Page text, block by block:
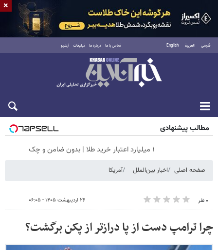
فارسی العربية English تماس با ما درباره ما تبلیغات آرشیو
جمعه ۱۶ مرداد ۱۴۰۵
مطالب پیشنهادی
۱ میلیارد اعتبار خرید طلا | بدون ضامن و چک
صفحه اصلی اخبار بین‌الملل آمریکا
۰ نفر ۲۶ اردیبهشت ۱۴۰۵ - ۰۶:۰۵
چرا ترامپ دست از پا درازتر از پکن برگشت؟
×